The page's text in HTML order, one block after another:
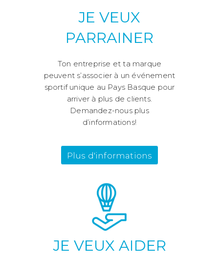
JE VEUX
PARRAINER
Ton entreprise et ta marque
peuvent s’associer à un événement
sportif unique au Pays Basque pour
arriver à plus de clients.
Demandez-nous plus
d’informations!
Plus d'informations
JE VEUX AIDER